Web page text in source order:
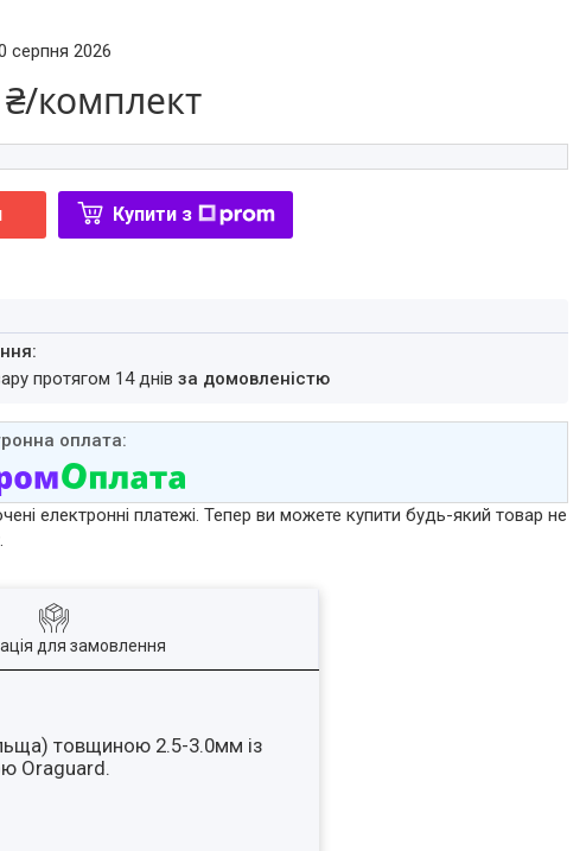
серпня 2026
комплект
Купити з
протягом 14 днівза домовленістю
електронні платежі. Тепер ви можете купити будь-який товар не
для замовлення
товщиною 2.5-3.0мм із
Oraguard.